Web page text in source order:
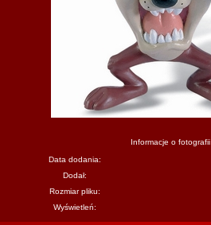
Informacje o fotografii
Data dodania:
Dodał:
Rozmiar pliku:
Wyświetleń: